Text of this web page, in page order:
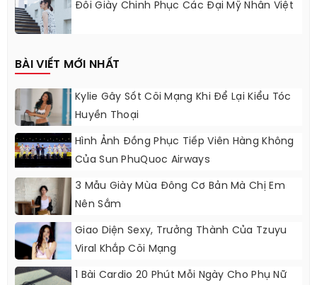
Đôi Giày Chinh Phục Các Đại Mỹ Nhân Việt
BÀI VIẾT MỚI NHẤT
Kylie Gây Sốt Cõi Mạng Khi Để Lại Kiểu Tóc
Huyền Thoại
Hình Ảnh Đồng Phục Tiếp Viên Hàng Không
Của Sun PhuQuoc Airways
3 Mẫu Giày Mùa Đông Cơ Bản Mà Chị Em
Nên Sắm
Giao Diện Sexy, Trưởng Thành Của Tzuyu
Viral Khắp Cõi Mạng
1 Bài Cardio 20 Phút Mỗi Ngày Cho Phụ Nữ